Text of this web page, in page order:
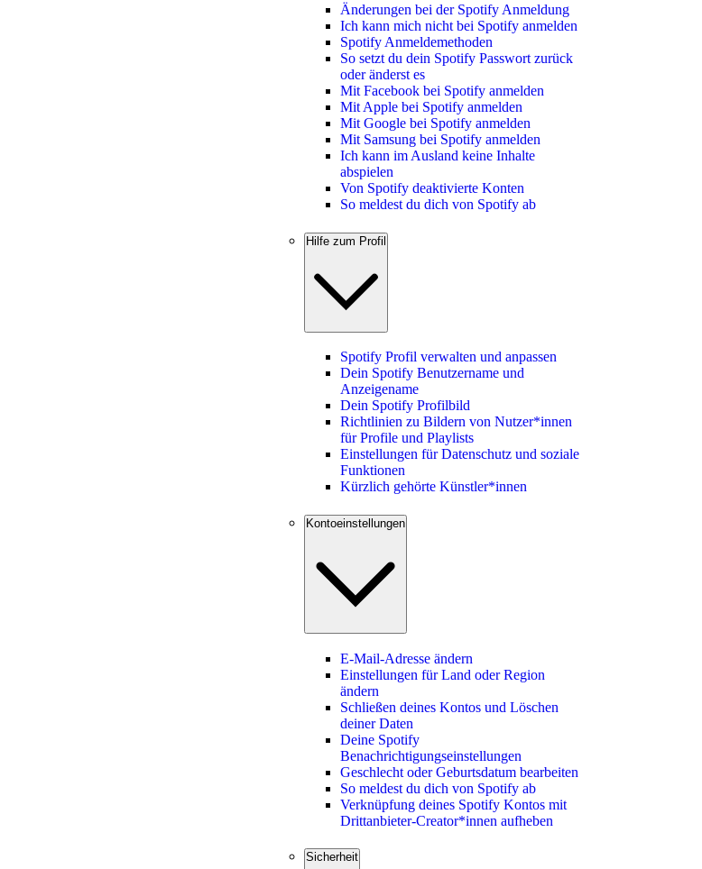
Änderungen bei der Spotify Anmeldung
Ich kann mich nicht bei Spotify anmelden
Spotify Anmeldemethoden
So setzt du dein Spotify Passwort zurück
oder änderst es
Mit Facebook bei Spotify anmelden
Mit Apple bei Spotify anmelden
Mit Google bei Spotify anmelden
Mit Samsung bei Spotify anmelden
Ich kann im Ausland keine Inhalte
abspielen
Von Spotify deaktivierte Konten
So meldest du dich von Spotify ab
Hilfe zum Profil
Spotify Profil verwalten und anpassen
Dein Spotify Benutzername und
Anzeigename
Dein Spotify Profilbild
Richtlinien zu Bildern von Nutzer*innen
für Profile und Playlists
Einstellungen für Datenschutz und soziale
Funktionen
Kürzlich gehörte Künstler*innen
Kontoeinstellungen
E-Mail-Adresse ändern
Einstellungen für Land oder Region
ändern
Schließen deines Kontos und Löschen
deiner Daten
Deine Spotify
Benachrichtigungseinstellungen
Geschlecht oder Geburtsdatum bearbeiten
So meldest du dich von Spotify ab
Verknüpfung deines Spotify Kontos mit
Drittanbieter-Creator*innen aufheben
Sicherheit